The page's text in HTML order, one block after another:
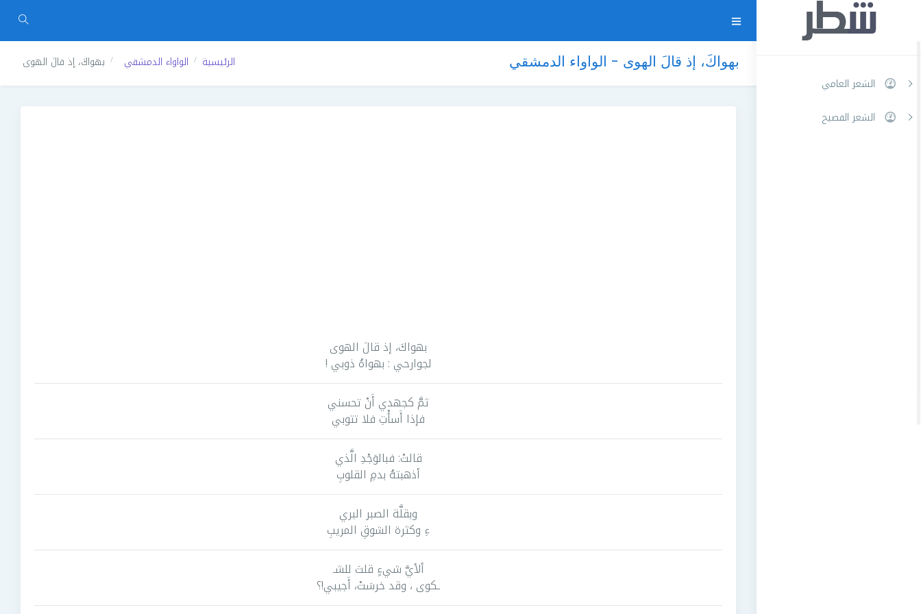
الشعر العامي
الشعر الفصيح
بهواكَ، إذ قالَ الهوى - الواواء الدمشقي الرئيسية الواواء الدمشقي بهواكَ، إذ قالَ الهوى
بهواكَ، إذ قالَ الهوى
لجوارحي : بهواهُ ذوبي !
ثمَّ کجهدي أَنْ تحسني
فإذا أَسأْتِ فلا تتوبي
قالتْ: فبالوَجْدِ الَّذي
أذهبتهُ بدمِ القلوبِ
وبقلَّة الصبر البري
ءِ وكثرة الشوقِ المريبِ
ألأيَّ شيءٍ قلتَ للشـ
ـكوى ، وقد خرسَتْ، أَجيبي!؟